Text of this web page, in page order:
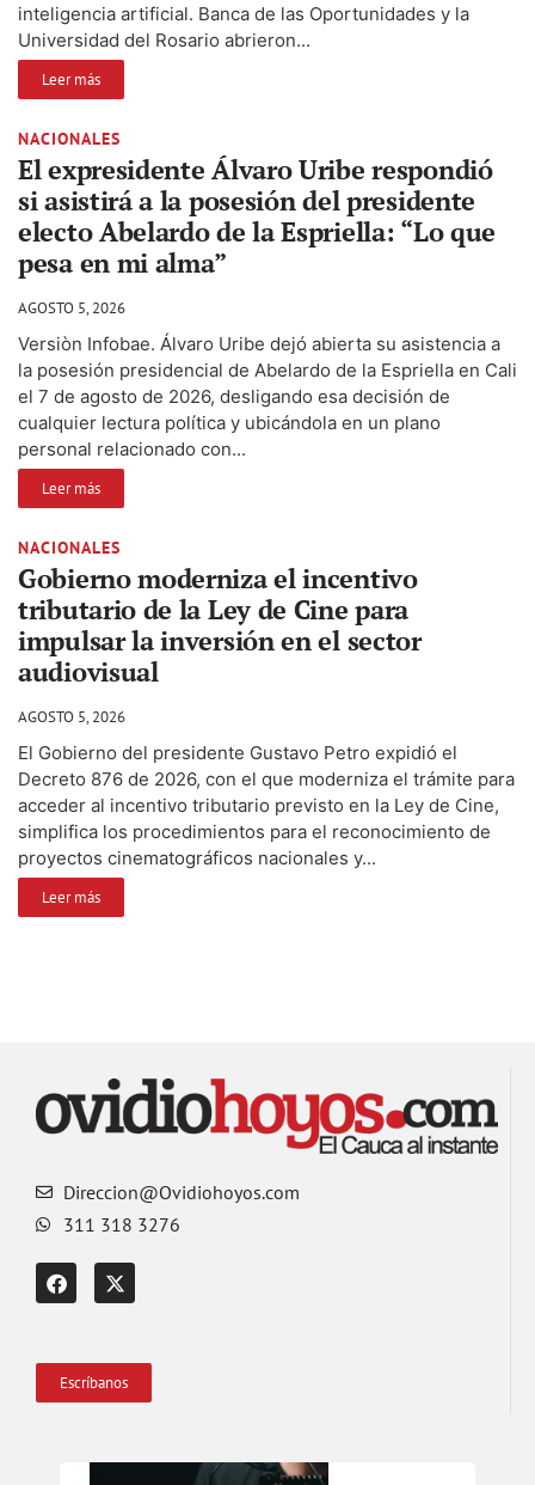
inteligencia artificial. Banca de las Oportunidades y la
Universidad del Rosario abrieron...
Leer más
NACIONALES
El expresidente Álvaro Uribe respondió
si asistirá a la posesión del presidente
electo Abelardo de la Espriella: “Lo que
pesa en mi alma”
AGOSTO 5, 2026
Versiòn Infobae. Álvaro Uribe dejó abierta su asistencia a
la posesión presidencial de Abelardo de la Espriella en Cali
el 7 de agosto de 2026, desligando esa decisión de
cualquier lectura política y ubicándola en un plano
personal relacionado con...
Leer más
NACIONALES
Gobierno moderniza el incentivo
tributario de la Ley de Cine para
impulsar la inversión en el sector
audiovisual
AGOSTO 5, 2026
El Gobierno del presidente Gustavo Petro expidió el
Decreto 876 de 2026, con el que moderniza el trámite para
acceder al incentivo tributario previsto en la Ley de Cine,
simplifica los procedimientos para el reconocimiento de
proyectos cinematográficos nacionales y...
Leer más
Direccion@Ovidiohoyos.com
311 318 3276
Escríbanos